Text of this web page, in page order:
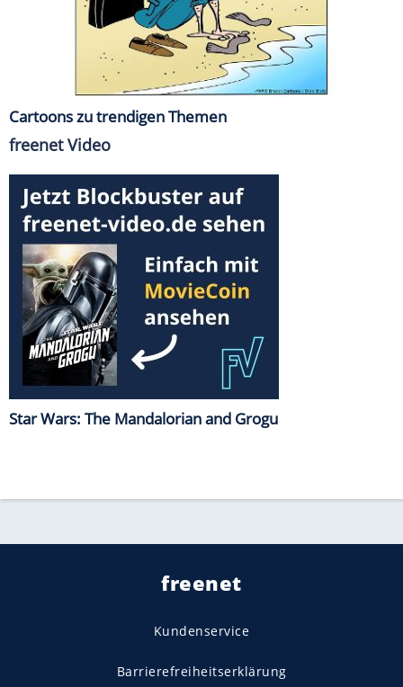
Cartoons zu trendigen Themen
freenet Video
Star Wars: The Mandalorian and Grogu
freenet
Kundenservice
Barrierefreiheitserklärung